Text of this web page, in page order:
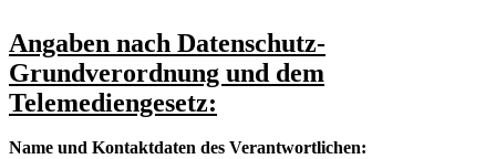
Angaben nach Datenschutz-
Grundverordnung und dem
Telemediengesetz:
Name und Kontaktdaten des Verantwortlichen: